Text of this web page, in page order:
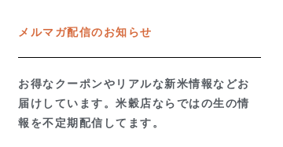
合せ
べ お米の質問と購入ガイド
ネットショップ →
メルマガ配信のお知らせ
お得なクーポンやリアルな新米情報などお
届けしています。米穀店ならではの生の情
報を不定期配信してます。